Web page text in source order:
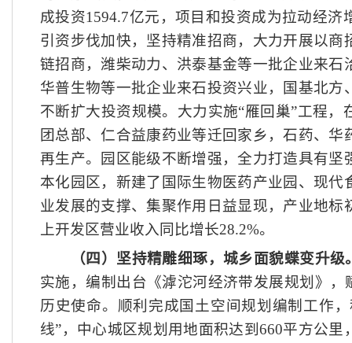
成投资1594.7亿元，项目和投资成为拉动经济
引资步伐加快，坚持精准招商，大力开展以商
链招商，潍柴动力、洪泰基金等一批企业来石
华普生物等一批企业来石投资兴业，国基北方
不断扩大投资规模。大力实施“雁回巢”工程，
团总部、仁合益康药业等迁回家乡，石药、华
再生产。园区能级不断增强，全力打造具有坚
本化园区，新建了国际生物医药产业园、现代
业发展的支撑、集聚作用日益显现，产业地标
上开发区营业收入同比增长28.2%。
（四）坚持精雕细琢，城乡面貌蝶变升级
实施，编制出台《滹沱河经济带发展规划》，
历史使命。顺利完成国土空间规划编制工作
线”，中心城区规划用地面积达到660平方公里